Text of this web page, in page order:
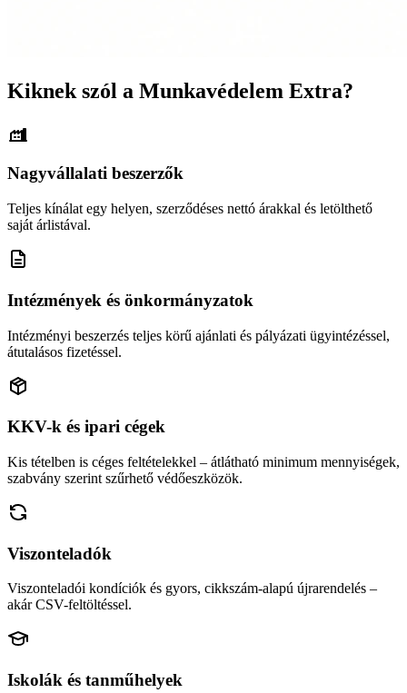
Kiknek szól a Munkavédelem Extra?
Nagyvállalati beszerzők
Teljes kínálat egy helyen, szerződéses nettó árakkal és letölthető
saját árlistával.
Intézmények és önkormányzatok
Intézményi beszerzés teljes körű ajánlati és pályázati ügyintézéssel,
átutalásos fizetéssel.
KKV-k és ipari cégek
Kis tételben is céges feltételekkel – átlátható minimum mennyiségek,
szabvány szerint szűrhető védőeszközök.
Viszonteladók
Viszonteladói kondíciók és gyors, cikkszám-alapú újrarendelés –
akár CSV-feltöltéssel.
Iskolák és tanműhelyek